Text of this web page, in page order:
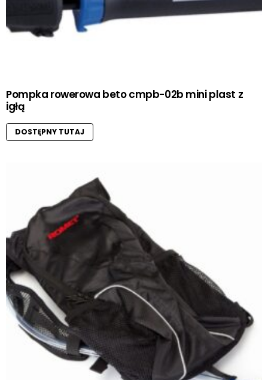
Pompka rowerowa beto cmpb-02b mini plast z
igłą
DOSTĘPNY TUTAJ